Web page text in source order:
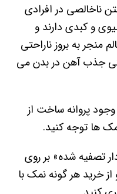
ناخالصی در افرادی
و کبدی دارند و
منجر به بروز ناراحتی
جذب آهن در بدن می
پروانه ساخت از
ها توجه کنید.
تصفیه شده» بر روی
خرید هر گونه نمک با